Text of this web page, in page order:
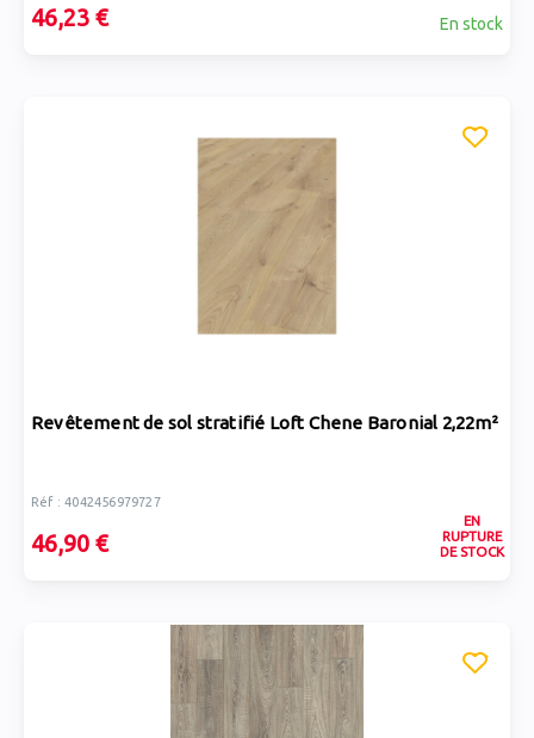
46,23 € En stock
Revêtement de sol stratifié Loft Chene Baronial 2,22m²
Réf : 4042456979727
46,90 €
EN
RUPTURE
DE STOCK